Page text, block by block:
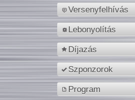
Versenyfelhívás
Lebonyolítás
Díjazás
Szponzorok
Program